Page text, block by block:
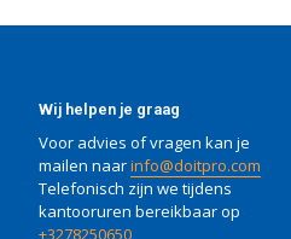
Wij helpen je graag
Voor advies of vragen kan je
mailen naarinfo@doitpro.com
Telefonisch zijn we tijdens
kantooruren bereikbaar op
+3278250650